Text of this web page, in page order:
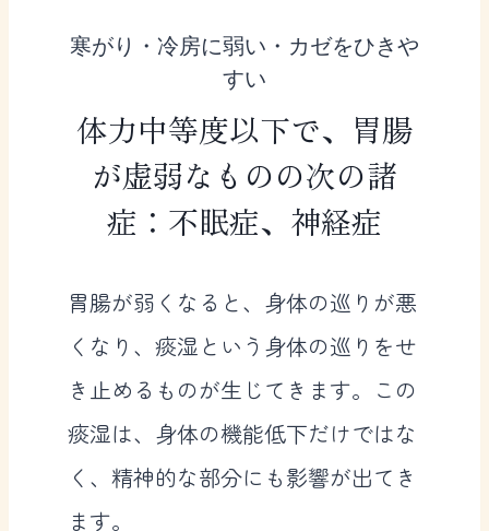
寒がり・冷房に弱い・カゼをひきや
すい
体力中等度以下で、胃腸
が虚弱なものの次の諸
症：不眠症、神経症
胃腸が弱くなると、身体の巡りが悪
くなり、痰湿という身体の巡りをせ
き止めるものが生じてきます。この
痰湿は、身体の機能低下だけではな
く、精神的な部分にも影響が出てき
ます。